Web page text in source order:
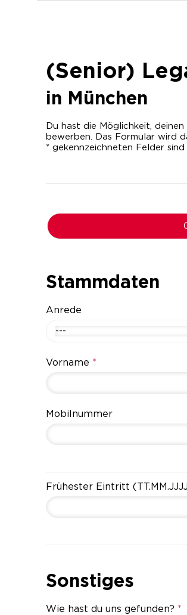
(Senior)
in München
Du hast die Möglichkeit,
bewerben. Das Formular wird
* gekennzeichneten Felder
Stammdaten
Anrede
---
Vorname *
Mobilnummer
Frühester Eintritt
Sonstiges
Wie hast du uns gefunden? *